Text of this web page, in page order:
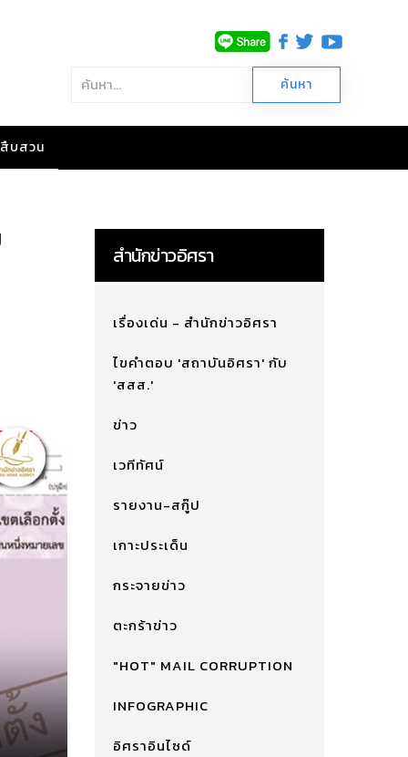
บสวน
สำนักข่าวอิศรา
เรื่องเด่น - สำนักข่าวอิศรา
ไขคำตอบ 'สถาบันอิศรา' กับ
'สสส.'
ข่าว
เวทีทัศน์
รายงาน-สกู๊ป
เกาะประเด็น
กระจายข่าว
ตะกร้าข่าว
"HOT" MAIL CORRUPTION
INFOGRAPHIC
อิศราอินไซด์